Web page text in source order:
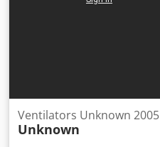
Ventilators Unknown 2005
Unknown